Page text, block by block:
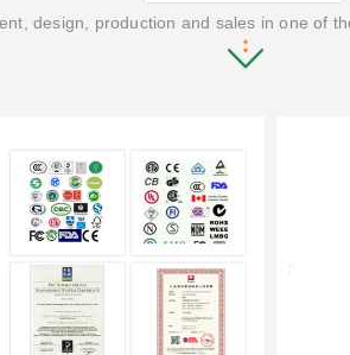
design, production and sales in one of